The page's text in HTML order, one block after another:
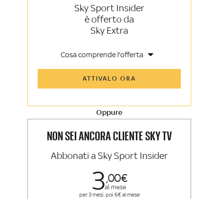
Sky Sport Insider
è offerto da
Sky Extra
Cosa comprende l'offerta
Sky TG24 Insider
Sport e Sky TG24
La newsletter esclusiva di Sky Sport
ATTIVALO ORA
Oppure
NON SEI ANCORA CLIENTE SKY TV
Abbonati a Sky Sport Insider
300
al mese
per 3 mesi, poi 6€ al mese